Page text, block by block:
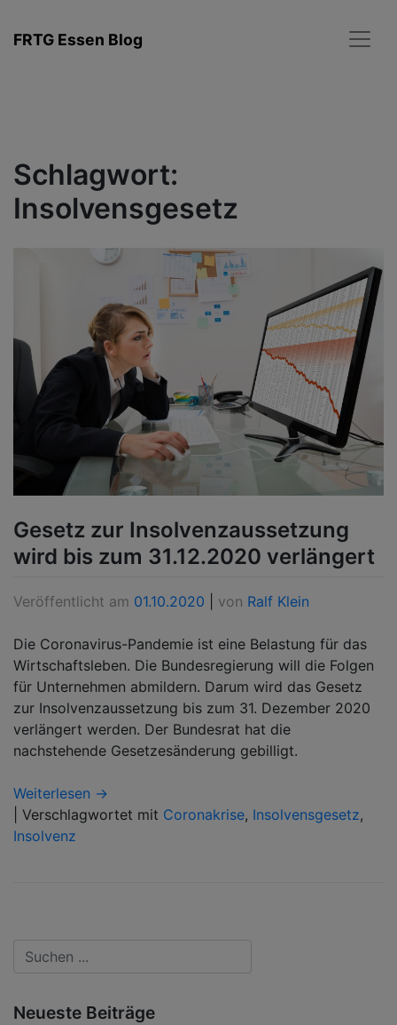
Inhalt
FRTG Essen Blog
Schlagwort:
Insolvensgesetz
Gesetz zur Insolvenzaussetzung
wird bis zum 31.12.2020 verlängert
Veröffentlicht am 01.10.2020 von Ralf Klein
Die Coronavirus-Pandemie ist eine Belastung für das
Wirtschaftsleben. Die Bundesregierung will die Folgen
für Unternehmen abmildern. Darum wird das Gesetz
zur Insolvenzaussetzung bis zum 31. Dezember 2020
verlängert werden. Der Bundesrat hat die
nachstehende Gesetzesänderung gebilligt.
Weiterlesen →
Verschlagwortet mit Coronakrise, Insolvensgesetz,
Insolvenz
Neueste Beiträge